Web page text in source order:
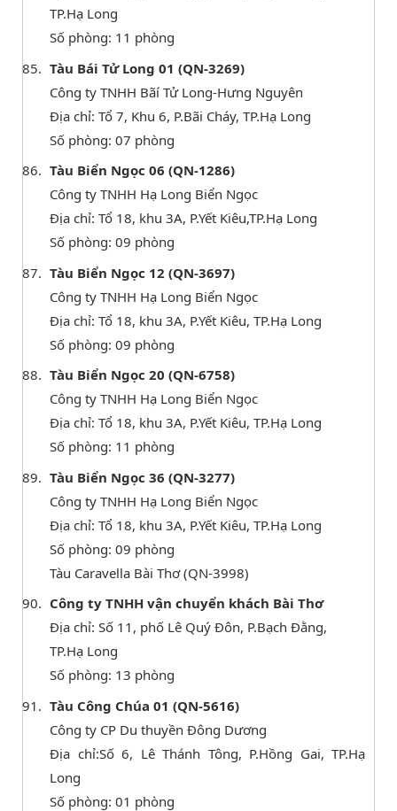
TP.Hạ Long
Số phòng: 11 phòng
Tàu Bái Tử Long 01 (QN-3269)
Công ty TNHH Bãí Tử Long-Hưng Nguyên
Địa chỉ: Tổ 7, Khu 6, P.Bãi Cháy, TP.Hạ Long
Số phòng: 07 phòng
Tàu Biển Ngọc 06 (QN-1286)
Công ty TNHH Hạ Long Biển Ngọc
Địa chỉ: Tổ 18, khu 3A, P.Yết Kiêu,TP.Hạ Long
Số phòng: 09 phòng
Tàu Biển Ngọc 12 (QN-3697)
Công ty TNHH Hạ Long Biển Ngọc
Địa chỉ: Tổ 18, khu 3A, P.Yết Kiêu, TP.Hạ Long
Số phòng: 09 phòng
Tàu Biển Ngọc 20 (QN-6758)
Công ty TNHH Hạ Long Biển Ngọc
Địa chỉ: Tổ 18, khu 3A, P.Yết Kiêu, TP.Hạ Long
Số phòng: 11 phòng
Tàu Biển Ngọc 36 (QN-3277)
Công ty TNHH Hạ Long Biển Ngọc
Địa chỉ: Tổ 18, khu 3A, P.Yết Kiêu, TP.Hạ Long
Số phòng: 09 phòng
Tàu Caravella Bài Thơ (QN-3998)
Công ty TNHH vận chuyển khách Bài Thơ
Địa chỉ: Số 11, phố Lê Quý Đôn, P.Bạch Đằng,
TP.Hạ Long
Số phòng: 13 phòng
Tàu Công Chúa 01 (QN-5616)
Công ty CP Du thuyền Đông Dương
Địa chỉ:Số 6, Lê Thánh Tông, P.Hồng Gai, TP.Hạ
Long
Số phòng: 01 phòng